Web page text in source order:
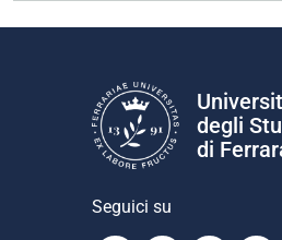
degli
di
Seguici su